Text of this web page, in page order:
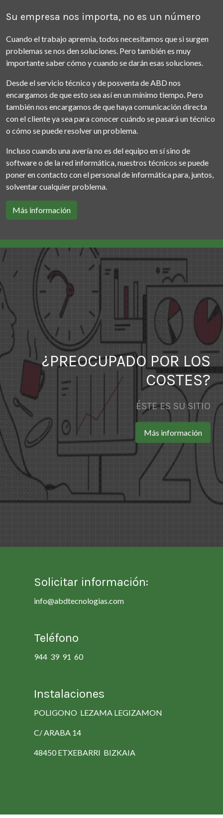
Su empresa nos importa, no es un número
Cuando el trabajo apremia, todos necesitamos que si surgen
problemas se nos den soluciones. Pero también es muy
importante saber cómo y cuando se darán esas soluciones.
Desde el servicio técnico y de posventa de ABD nos
encargamos de que esto sea así en un mínimo tiempo. Pero
también nos encargamos de que haya comunicación directa
con el cliente ya sea para conocer cuándo se pasará un técnico
o cómo se puede resolver un problema.
Incluso cuando una avería no es del equipo en sí sino de
software o de la red informática, nuestros técnicos se puede
poner en contacto con el personal de informática para, juntos,
solventar cualquier problema.
Más información
¿PREOCUPADO POR LOS
COSTES?
ÉSTE ES SU SITIO
Más información
Solicitar información:
info@abdtecnologias.com
Teléfono
944 39 91 60
Instalaciones
POLIGONO LEZAMA LEGIZAMON
C/ ARABA 14
48450 ETXEBARRI BIZKAIA